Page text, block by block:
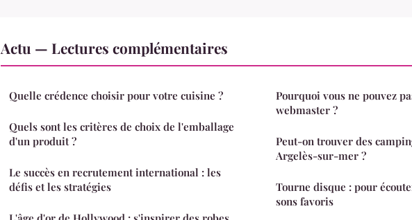
Actu — Lectures complémentaires
Quelle crédence choisir pour votre cuisine ?
Quels sont les critères de choix de l'emballage
d'un produit ?
Le succès en recrutement international : les
défis et les stratégies
Pourquoi vous ne pouvez
webmaster ?
Peut-on trouver des
Argelès-sur-mer ?
Tourne disque : pour
sons favoris